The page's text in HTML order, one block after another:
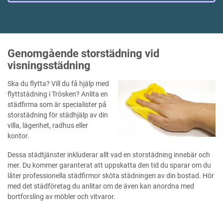
Genomgående storstädning vid
visningsstädning
Ska du flytta? Vill du få hjälp med
flyttstädning i Trösken? Anlita en
städfirma som är specialister på
storstädning för städhjälp av din
villa, lägenhet, radhus eller
kontor.
Dessa städtjänster inkluderar allt vad en storstädning innebär och
mer. Du kommer garanterat att uppskatta den tid du sparar om du
låter professionella städfirmor sköta städningen av din bostad. Hör
med det städföretag du anlitar om de även kan anordna med
bortforsling av möbler och vitvaror.